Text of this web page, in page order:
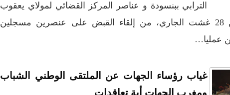
الترابي ببنسودة و عناصر المركز القضائي لمولاي يعقوب
تمكنت يوم أمس الإثنين 28 غشت الجاري، من إلقاء القبض على عنصرين مسجلين
عمليا…
غياب رؤساء الجهات عن الملتقى الوطني الشباب
ومغرب الجهات أية تعاقدات‎